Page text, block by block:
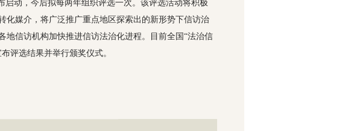
启动，今后拟每两年组织评选一次。该评选活动将积极
化媒介，将广泛推广重点地区探索出的新形势下信访治
地信访机构加快推进信访法治化进程。目前全国“法治信
评选结果并举行颁奖仪式。